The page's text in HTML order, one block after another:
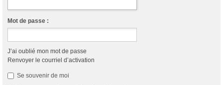
Mot de passe :
J’ai oublié mon mot de passe
Renvoyer le courriel d’activation
Se souvenir de moi